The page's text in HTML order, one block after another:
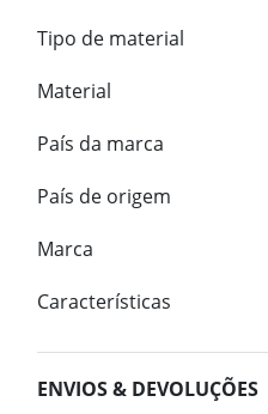
Tipo de material
Material
País da marca
País de origem
Marca
Características
ENVIOS & DEVOLUÇÕES